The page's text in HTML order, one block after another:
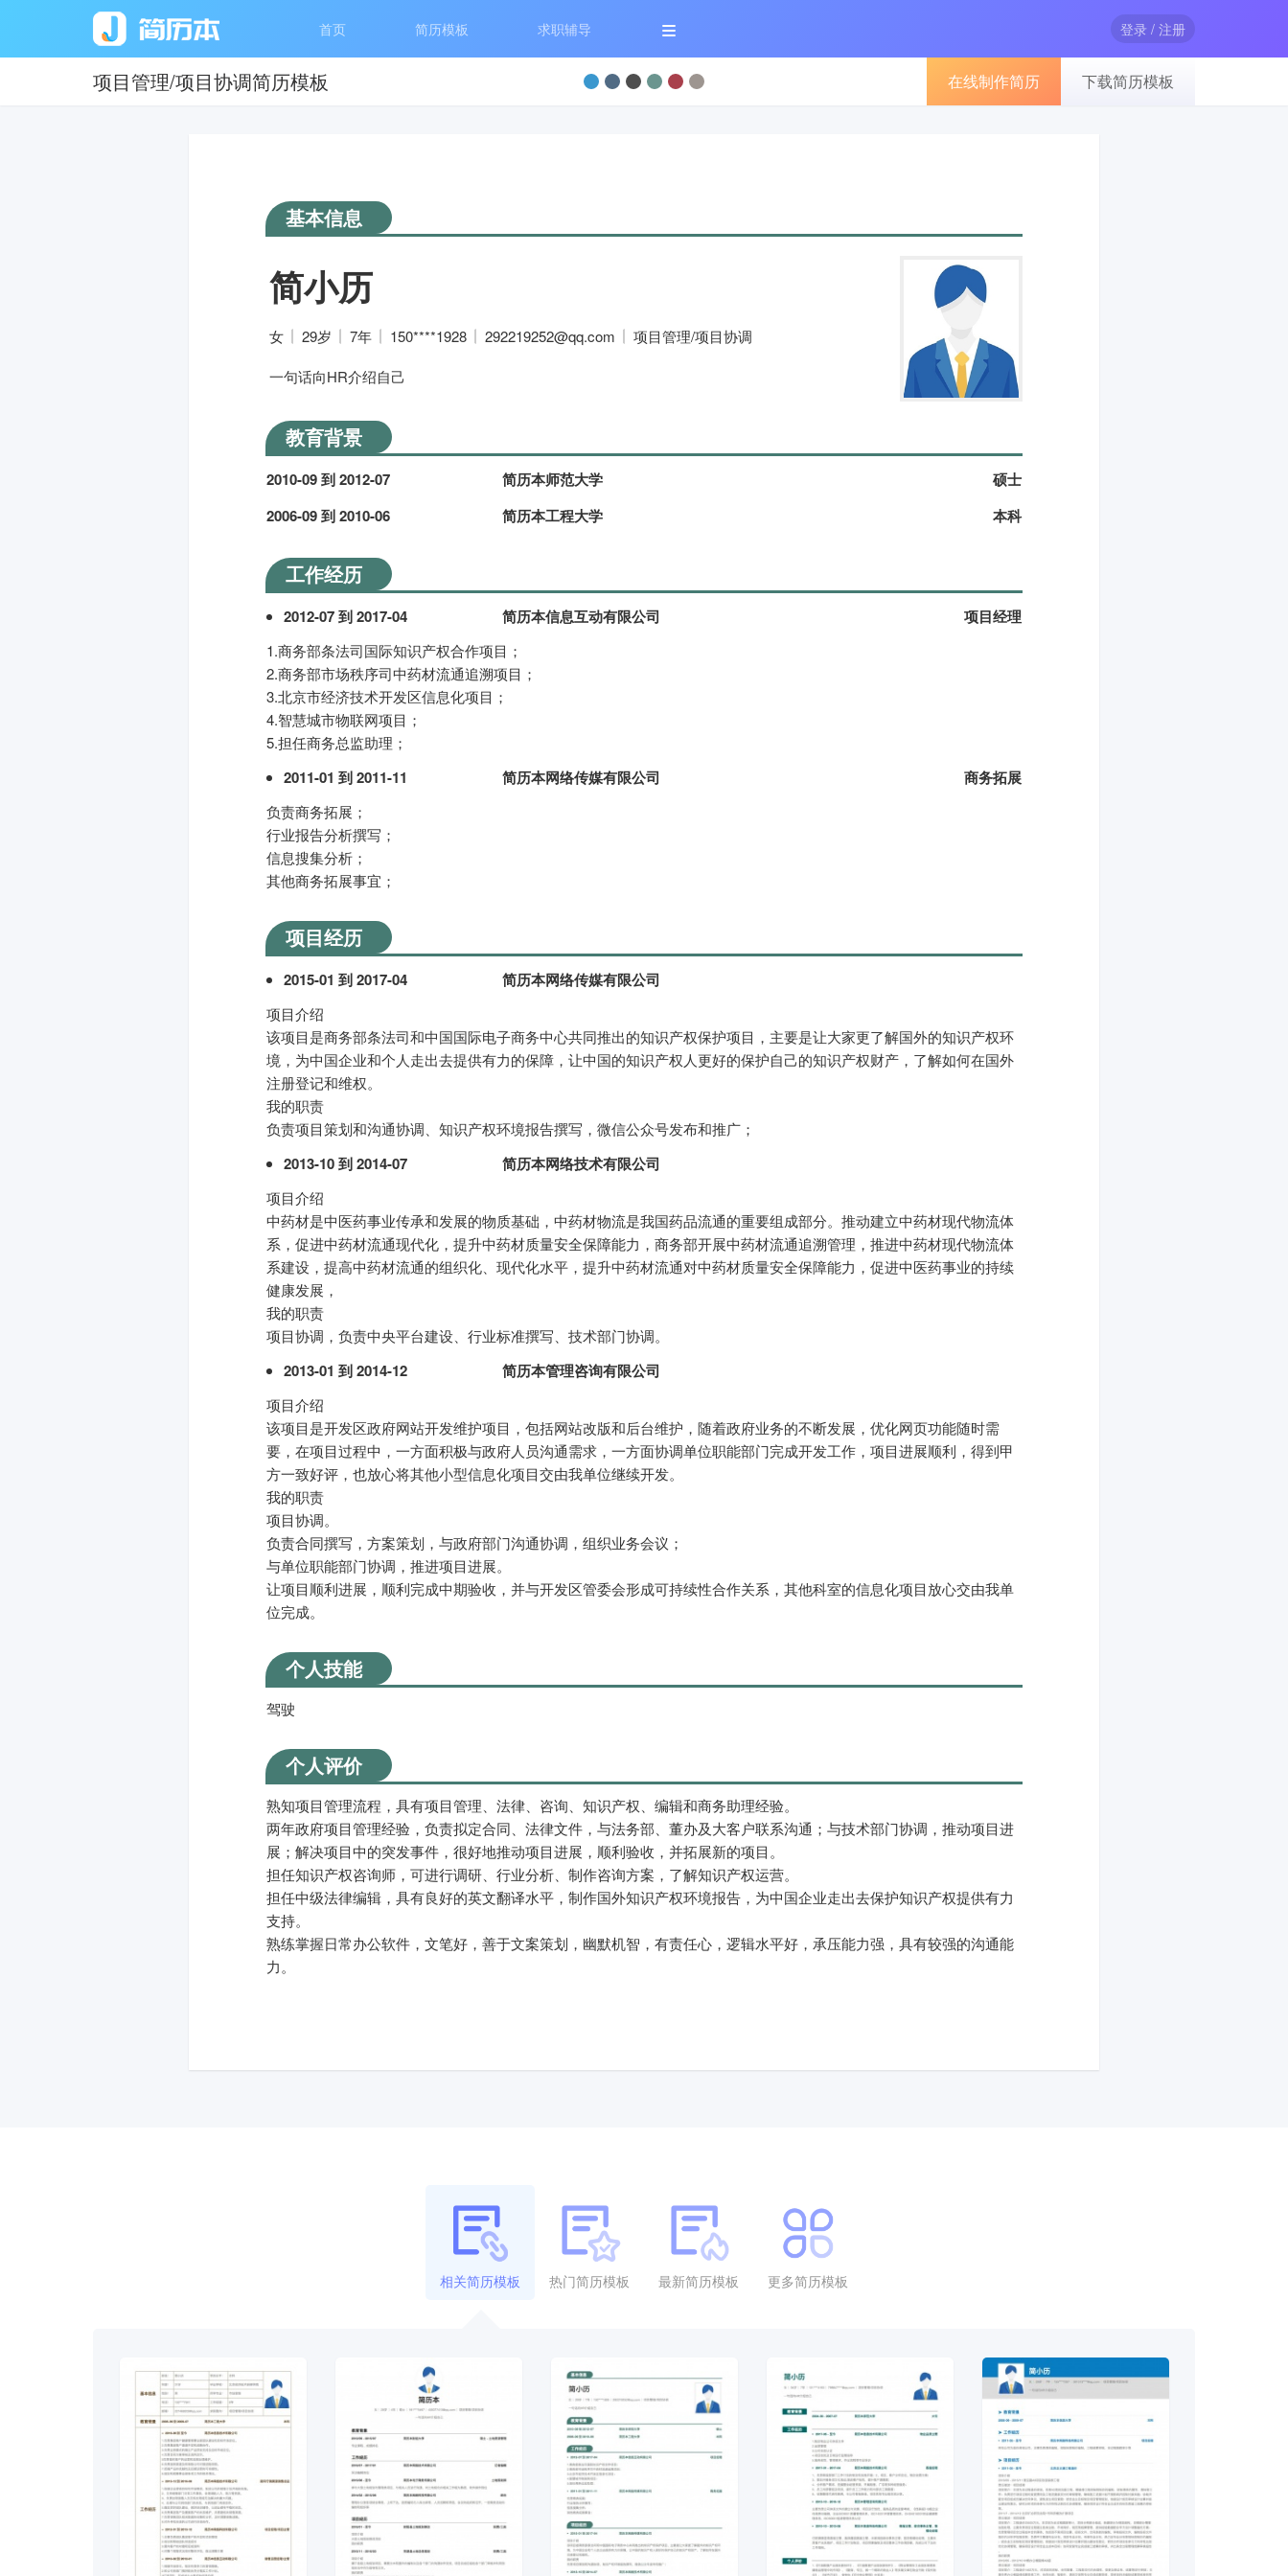
首页 简历模板 求职辅导 登录 / 注册
项目管理/项目协调简历模板 在线制作简历 下载简历模板
基本信息
简小历
女 29岁 7年 150****1928 292219252@qq.com
项目管理/项目协调
一句话向HR介绍自己
教育背景
2010-09 到 2012-07 简历本师范大学
硕士
2006-09 到 2010-06
简历本工程大学 本科
工作经历
2012-07 到 2017-04 简历本信息互动有限公司 项目经理
1.商务部条法司国际知识产权合作项目；
2.商务部市场秩序司中药材流通追溯项目；
3.北京市经济技术开发区信息化项目；
4.智慧城市物联网项目；
5.担任商务总监助理；
2011-01 到 2011-11 简历本网络传媒有限公司 商务拓展
负责商务拓展；
行业报告分析撰写；
信息搜集分析；
其他商务拓展事宜；
项目经历
2015-01 到 2017-04 简历本网络传媒有限公司
项目介绍
该项目是商务部条法司和中国国际电子商务中心共同推出的知识产权保护项目，主要是让大家更了解国外的知识产权环
境，为中国企业和个人走出去提供有力的保障，让中国的知识产权人更好的保护自己的知识产权财产，了解如何在国外
注册登记和维权。
我的职责
负责项目策划和沟通协调、知识产权环境报告撰写，微信公众号发布和推广；
2013-10 到 2014-07 简历本网络技术有限公司
项目介绍
中药材是中医药事业传承和发展的物质基础，中药材物流是我国药品流通的重要组成部分。推动建立中药材现代物流体
系，促进中药材流通现代化，提升中药材质量安全保障能力，商务部开展中药材流通追溯管理，推进中药材现代物流体
系建设，提高中药材流通的组织化、现代化水平，提升中药材流通对中药材质量安全保障能力，促进中医药事业的持续
健康发展，
我的职责
项目协调，负责中央平台建设、行业标准撰写、技术部门协调。
2013-01 到 2014-12 简历本管理咨询有限公司
项目介绍
该项目是开发区政府网站开发维护项目，包括网站改版和后台维护，随着政府业务的不断发展，优化网页功能随时需
要，在项目过程中，一方面积极与政府人员沟通需求，一方面协调单位职能部门完成开发工作，项目进展顺利，得到甲
方一致好评，也放心将其他小型信息化项目交由我单位继续开发。
我的职责
项目协调。
负责合同撰写，方案策划，与政府部门沟通协调，组织业务会议；
与单位职能部门协调，推进项目进展。
让项目顺利进展，顺利完成中期验收，并与开发区管委会形成可持续性合作关系，其他科室的信息化项目放心交由我单
位完成。
个人技能
驾驶
个人评价
熟知项目管理流程，具有项目管理、法律、咨询、知识产权、编辑和商务助理经验。
两年政府项目管理经验，负责拟定合同、法律文件，与法务部、董办及大客户联系沟通；与技术部门协调，推动项目进
展；解决项目中的突发事件，很好地推动项目进展，顺利验收，并拓展新的项目。
担任知识产权咨询师，可进行调研、行业分析、制作咨询方案，了解知识产权运营。
担任中级法律编辑，具有良好的英文翻译水平，制作国外知识产权环境报告，为中国企业走出去保护知识产权提供有力
支持。
熟练掌握日常办公软件，文笔好，善于文案策划，幽默机智，有责任心，逻辑水平好，承压能力强，具有较强的沟通能
力。
相关简历模板 热门简历模板 最新简历模板 更多简历模板